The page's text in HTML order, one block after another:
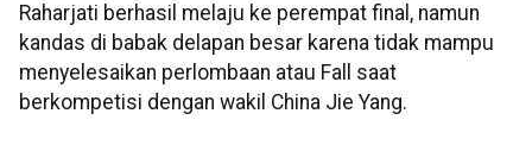
Raharjati berhasil melaju ke perempat final, namun
kandas di babak delapan besar karena tidak mampu
menyelesaikan perlombaan atau Fall saat
berkompetisi dengan wakil China Jie Yang.